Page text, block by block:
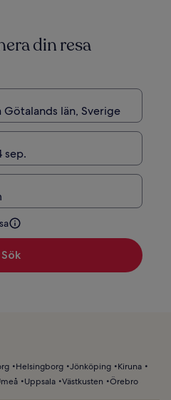
standardpris.
din resa
län, Sverige
sep.
Sök
Helsingborg Jönköping
Kiruna
Uppsala Västkusten Örebro